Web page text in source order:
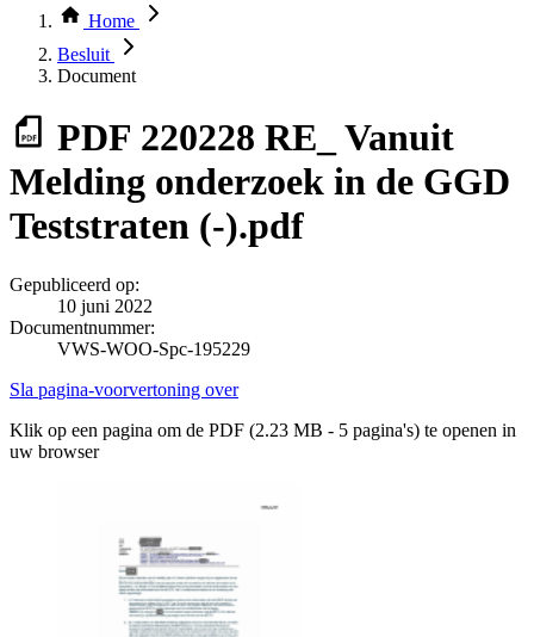
Thema COVID-19
Bekijk per bestuursorgaan
Home
Besluit
Document
PDF 220228 RE_ Vanuit
Melding onderzoek in de GGD
Teststraten (-).pdf
Gepubliceerd op:
10 juni 2022
Documentnummer:
VWS-WOO-Spc-195229
Sla pagina-voorvertoning over
Klik op een pagina om de PDF (2.23 MB - 5 pagina's) te openen in
uw browser